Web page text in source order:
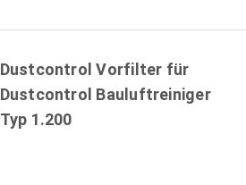
Dustcontrol Vorfilter für
Dustcontrol Bauluftreiniger
Typ 1.200